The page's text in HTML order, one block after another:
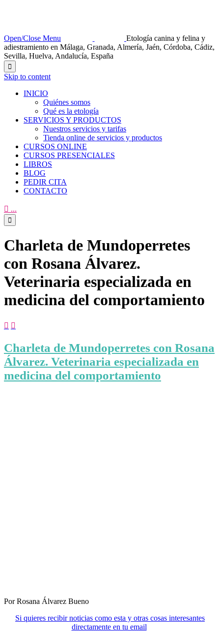
Open/Close Menu
Etología canina y felina y
adiestramiento en Málaga, Granada, Almería, Jaén, Córdoba, Cádiz,
Sevilla, Huelva, Andalucía, España

Skip to content
INICIO
Quiénes somos
Qué es la etología
SERVICIOS Y PRODUCTOS
Nuestros servicios y tarifas
Tienda online de servicios y productos
CURSOS ONLINE
CURSOS PRESENCIALES
LIBROS
BLOG
PEDIR CITA
CONTACTO
 ...

Charleta de Mundoperretes
con Rosana Álvarez.
Veterinaria especializada en
medicina del comportamiento
 
Charleta de Mundoperretes con Rosana
Álvarez. Veterinaria especializada en
medicina del comportamiento
Por Rosana Álvarez Bueno
Si quieres recibir noticias como esta y otras cosas interesantes
directamente en tu email